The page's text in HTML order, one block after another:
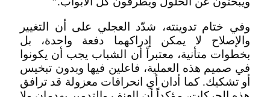
وفي ختام تدوينته، شدّد العجلي على أن التغيير
والإصلاح لا يمكن إدراكهما دفعة واحدة، بل
بخطوات متأنية، معتبراً أن الشباب يجب أن يكونوا
في صميم هذه العملية، فاعلين فيها وبدون تبخيس
أو تشكيك. كما أدان أي انحرافات معزولة قد ترافق